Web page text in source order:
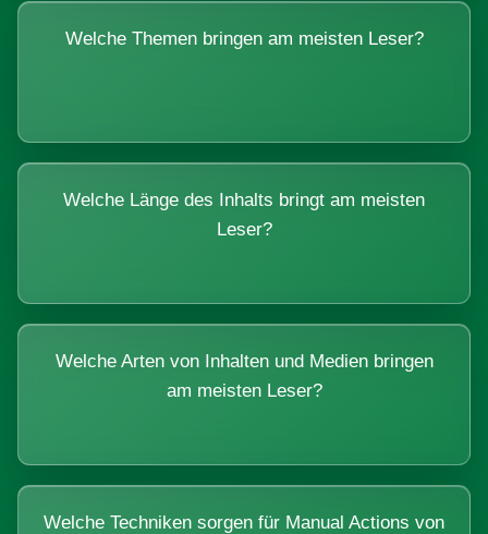
Welche Themen bringen am meisten Leser?
Welche Länge des Inhalts bringt am meisten
Leser?
Welche Arten von Inhalten und Medien bringen
am meisten Leser?
Welche Techniken sorgen für Manual Actions von